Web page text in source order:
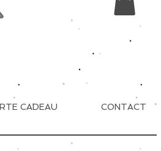
CADEAU CONTACT